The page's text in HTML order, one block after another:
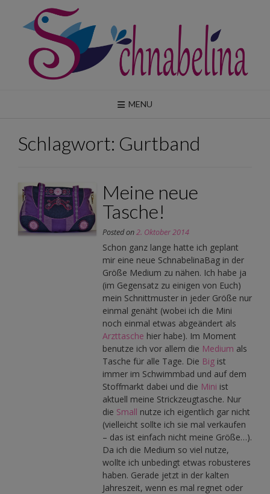
content
MENU
Schlagwort: Gurtband
Meine neue
Tasche!
Posted on2. Oktober 2014
Schon ganz lange hatte ich geplant
mir eine neue SchnabelinaBag in der
Größe Medium zu nähen. Ich habe ja
(im Gegensatz zu einigen von Euch)
mein Schnittmuster in jeder Größe nur
einmal genäht (wobei ich die Mini
noch einmal etwas abgeändert als
Arzttasche hier habe). Im Moment
benutze ich vor allem die Medium als
Tasche für alle Tage. Die Bigist
immer im Schwimmbad und auf dem
Stoffmarkt dabei und die Mini ist
aktuell meine Strickzeugtasche. Nur
die Small nutze ich eigentlich gar nicht
(vielleicht sollte ich sie mal verkaufen
– das ist einfach nicht meine Größe…).
Da ich die Medium so viel nutze,
wollte ich unbedingt etwas robusteres
haben. Gerade jetzt in der kalten
Jahreszeit, wenn es mal regnet oder